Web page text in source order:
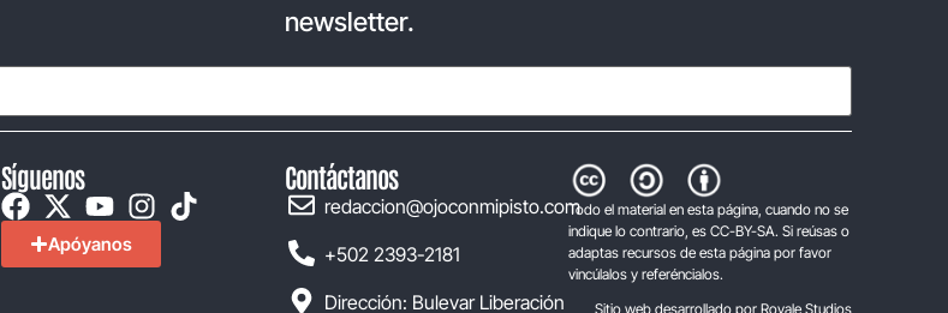
newsletter.
Síguenos
Apóyanos
Contáctanos
redaccion@ojoconmipisto.com
+502 2393-2181
Dirección: Bulevar Liberación
Todo el material en esta página, cuando no se
indique lo contrario, es CC-BY-SA. Si reúsas o
adaptas recursos de esta página por favor
vincúlalos y referéncialos.
Sitio web desarrollado por Royale Studios